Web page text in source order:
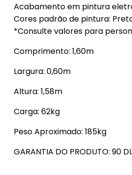
Acabamento em pintura
Cores padrão de pintura:
*Consulte valores para
Comprimento: 1,60m
Largura: 0,60m
Altura: 1,58m
Carga: 62kg
Peso Aproximado: 185kg
GARANTIA DO PRODUTO: 90